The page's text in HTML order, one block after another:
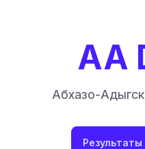
AA
Абхазо-
Результаты